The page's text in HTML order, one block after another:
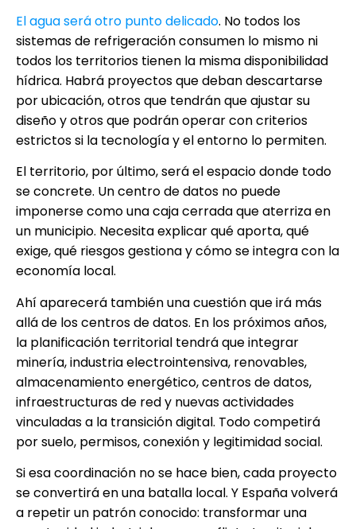
El agua será otro punto delicado. No todos los
sistemas de refrigeración consumen lo mismo ni
todos los territorios tienen la misma disponibilidad
hídrica. Habrá proyectos que deban descartarse
por ubicación, otros que tendrán que ajustar su
diseño y otros que podrán operar con criterios
estrictos si la tecnología y el entorno lo permiten.
El territorio, por último, será el espacio donde todo
se concrete. Un centro de datos no puede
imponerse como una caja cerrada que aterriza en
un municipio. Necesita explicar qué aporta, qué
exige, qué riesgos gestiona y cómo se integra con la
economía local.
Ahí aparecerá también una cuestión que irá más
allá de los centros de datos. En los próximos años,
la planificación territorial tendrá que integrar
minería, industria electrointensiva, renovables,
almacenamiento energético, centros de datos,
infraestructuras de red y nuevas actividades
vinculadas a la transición digital. Todo competirá
por suelo, permisos, conexión y legitimidad social.
Si esa coordinación no se hace bien, cada proyecto
se convertirá en una batalla local. Y España volverá
a repetir un patrón conocido: transformar una